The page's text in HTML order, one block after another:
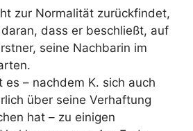
zur Normalität zurückfindet,
dass er beschließt, auf
seine Nachbarin im
es – nachdem K. sich auch
über seine Verhaftung
hat – zu einigen